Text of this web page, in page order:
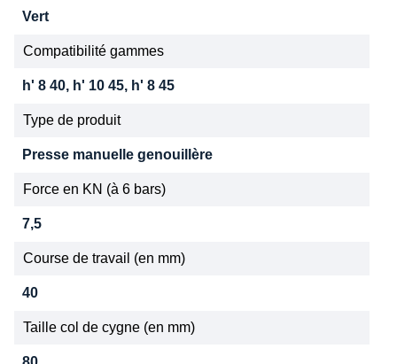
Vert
Compatibilité gammes
h' 8 40, h' 10 45, h' 8 45
Type de produit
Presse manuelle genouillère
Force en KN (à 6 bars)
7,5
Course de travail (en mm)
40
Taille col de cygne (en mm)